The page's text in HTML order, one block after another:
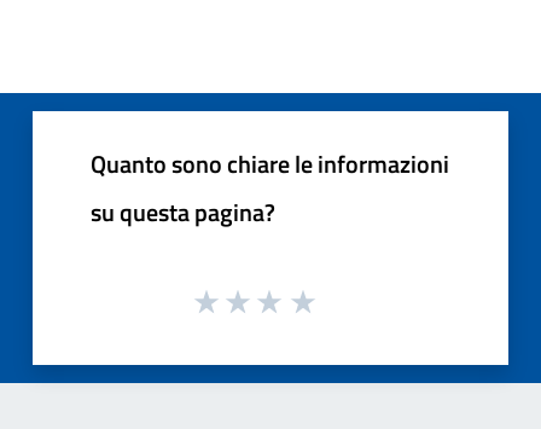
Quanto sono chiare le informazioni
su questa pagina?